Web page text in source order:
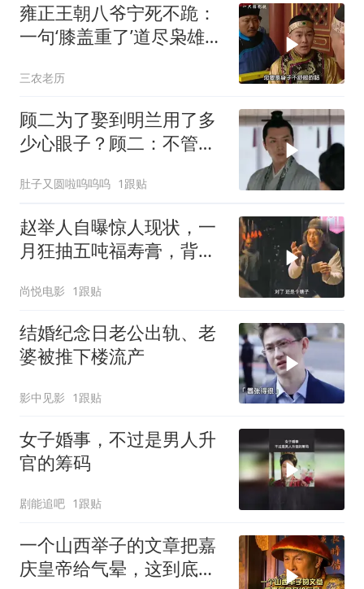
雍正王朝八爷宁死不跪：
一句‘膝盖重了’道尽枭雄末
三农老历
顾二为了娶到明兰用了多
少心眼子？顾二：不管啥
肚子又圆啦呜呜呜 1跟贴
赵举人自曝惊人现状，一
月狂抽五吨福寿膏，背后
尚悦电影 1跟贴
结婚纪念日老公出轨、老
婆被推下楼流产
影中见影 1跟贴
女子婚事，不过是男人升
官的筹码
剧能追吧 1跟贴
一个山西举子的文章把嘉
庆皇帝给气晕，这到底是